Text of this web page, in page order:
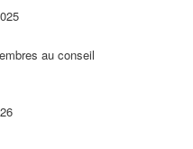
au conseil